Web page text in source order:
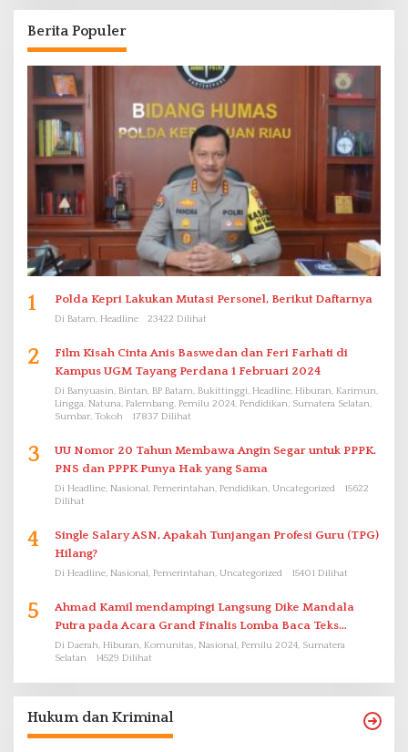
Berita Populer
1 Polda Kepri Lakukan Mutasi Personel, Berikut Daftarnya
Di Batam, Headline 23422 Dilihat
2
Film Kisah Cinta Anis Baswedan dan Feri Farhati di
Kampus UGM Tayang Perdana 1 Februari 2024
Di Banyuasin, Bintan, BP Batam, Bukittinggi, Headline, Hiburan, Karimun,
Lingga, Natuna, Palembang, Pemilu 2024, Pendidikan, Sumatera Selatan,
Sumbar, Tokoh
17837 Dilihat
3
UU Nomor 20 Tahun Membawa Angin Segar untuk PPPK.
PNS dan PPPK Punya Hak yang Sama
Di Headline, Nasional, Pemerintahan, Pendidikan, Uncategorized
15622
Dilihat
4
Single Salary ASN, Apakah Tunjangan Profesi Guru (TPG)
Hilang?
Di Headline, Nasional, Pemerintahan, Uncategorized 15401 Dilihat
5
Ahmad Kamil mendampingi Langsung Dike Mandala
Putra pada Acara Grand Finalis Lomba Baca Teks
Proklamasi Mirip Bung Karno di Bali
Di Daerah, Hiburan, Komunitas, Nasional, Pemilu 2024, Sumatera
Selatan
14529 Dilihat
Hukum dan Kriminal